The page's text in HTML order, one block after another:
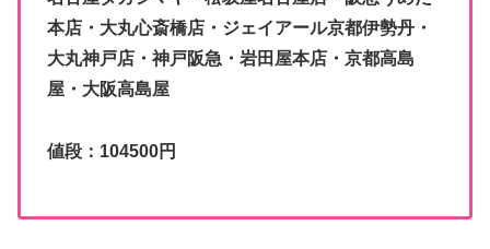
本店・大丸心斎橋店・ジェイアール京都伊勢丹・
大丸神戸店・神戸阪急・岩田屋本店・京都高島
屋・大阪高島屋
値段：104500円